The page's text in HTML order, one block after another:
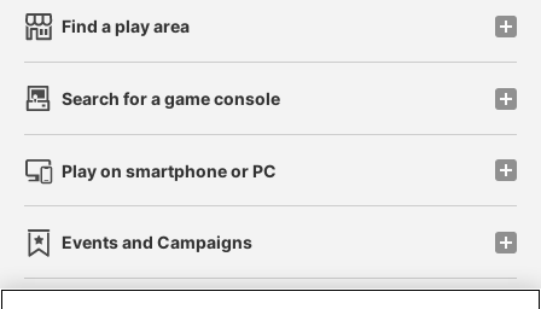
Find a play area
Search for a game console
Play on smartphone or PC
Events and Campaigns